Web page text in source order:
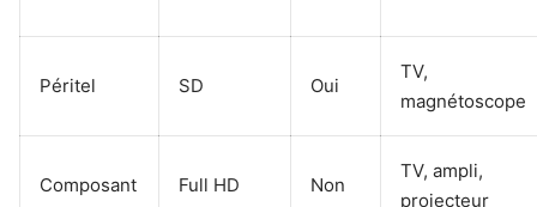
Péritel SD Oui
TV,
magnétoscope
Composant Full HD Non
TV, ampli,
projecteur